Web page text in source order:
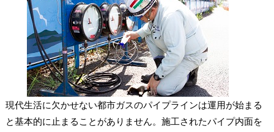
現代生活に欠かせない都市ガスのパイプラインは運用が始まる
と基本的に止まることがありません。施工されたパイプ内面を